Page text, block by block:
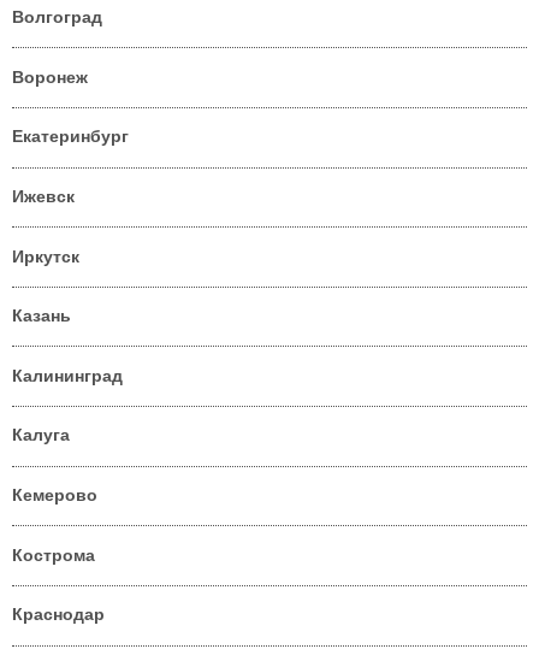
Волгоград
Воронеж
Екатеринбург
Ижевск
Иркутск
Казань
Калининград
Калуга
Кемерово
Кострома
Краснодар